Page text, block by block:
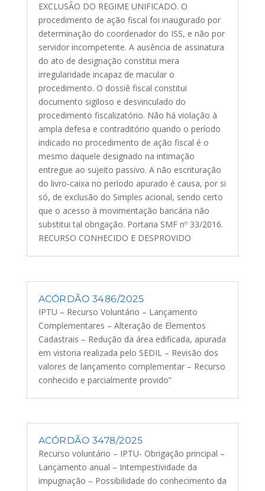
EXCLUSÃO DO REGIME UNIFICADO. O
procedimento de ação fiscal foi inaugurado por
determinação do coordenador do ISS, e não por
servidor incompetente. A ausência de assinatura
do ato de designação constitui mera
irregularidade incapaz de macular o
procedimento. O dossiê fiscal constitui
documento sigiloso e desvinculado do
procedimento fiscalizatório. Não há violação à
ampla defesa e contraditório quando o período
indicado no procedimento de ação fiscal é o
mesmo daquele designado na intimação
entregue ao sujeito passivo. A não escrituração
do livro-caixa no período apurado é causa, por si
só, de exclusão do Simples acional, sendo certo
que o acesso à movimentação bancária não
substitui tal obrigação. Portaria SMF nº 33/2016.
RECURSO CONHECIDO E DESPROVIDO
ACÓRDÃO 3486/2025
IPTU – Recurso Voluntário – Lançamento
Complementares – Alteração de Elementos
Cadastrais – Redução da área edificada, apurada
em vistoria realizada pelo SEDIL – Revisão dos
valores de lançamento complementar – Recurso
conhecido e parcialmente provido”
ACÓRDÃO 3478/2025
Recurso voluntário – IPTU- Obrigação principal –
Lançamento anual – Intempestividade da
impugnação – Possibilidade do conhecimento da